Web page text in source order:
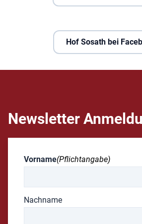
Hof Sosath bei
Newsletter
Vorname(Pflichtangabe)
Nachname